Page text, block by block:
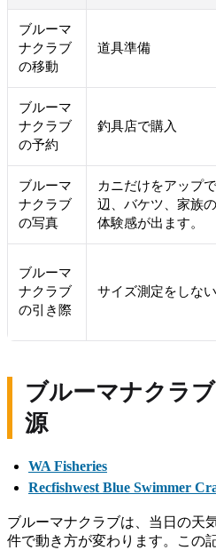
ブルーマ
ナクラブ
の移動
道具準備
ブルーマ
ナクラブ
の予約
釣具店で購入
ブルーマ
ナクラブ
の写真
カニだけをアップ
辺、バケツ、家族
体験感が出ます。
ブルーマ
ナクラブ
の引き際
サイズ測定をしない
ブルーマナクラ
源
WA Fisheries
Recfishwest Blue Swimmer
ブルーマナクラブは、当日の天
件で動き方が変わります。この